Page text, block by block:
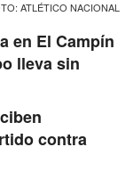
ATLÉTICO NACIONAL
en El Campín
lleva sin
contra